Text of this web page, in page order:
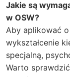
Jakie są
w OSW?
Aby aplikować o
wykształcenie
specjalną,
Warto